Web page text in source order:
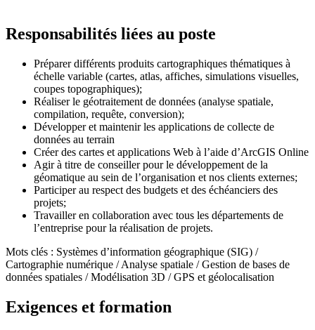
Responsabilités liées au poste
Préparer différents produits cartographiques thématiques à
échelle variable (cartes, atlas, affiches, simulations visuelles,
coupes topographiques);
Réaliser le géotraitement de données (analyse spatiale,
compilation, requête, conversion);
Développer et maintenir les applications de collecte de
données au terrain
Créer des cartes et applications Web à l’aide d’ArcGIS Online
Agir à titre de conseiller pour le développement de la
géomatique au sein de l’organisation et nos clients externes;
Participer au respect des budgets et des échéanciers des
projets;
Travailler en collaboration avec tous les départements de
l’entreprise pour la réalisation de projets.
Mots clés : Systèmes d’information géographique (SIG) /
Cartographie numérique / Analyse spatiale / Gestion de bases de
données spatiales / Modélisation 3D / GPS et géolocalisation
Exigences et formation